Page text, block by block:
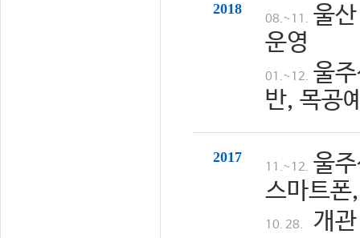
2018
08.~11. 울
운영
01.~12. 울
반, 목공
2017
11.~12. 울
스마트
10. 28. 개